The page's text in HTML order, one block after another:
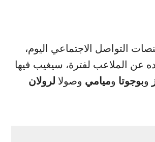
التواصل الاجتماعي اليوم،
عن الملاعب لفترة، سيغيب فيها
وبوجوتا وميامي وصولا لرولان